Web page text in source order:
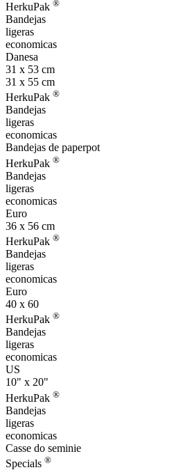
HerkuPak ®
Bandejas
ligeras
economicas
Danesa
31 x 53 cm
31 x 55 cm
HerkuPak ®
Bandejas
ligeras
economicas
Bandejas de paperpot
HerkuPak ®
Bandejas
ligeras
economicas
Euro
36 x 56 cm
HerkuPak ®
Bandejas
ligeras
economicas
Euro
40 x 60
HerkuPak ®
Bandejas
ligeras
economicas
US
10" x 20"
HerkuPak ®
Bandejas
ligeras
economicas
Casse do seminie
Specials ®